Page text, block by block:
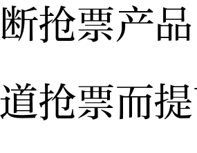
抢票产
抢票而